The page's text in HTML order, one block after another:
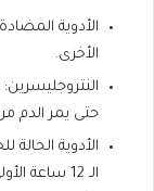
الأدوية
الأخرى.
حتى يمر الدم
الأدوية
الـ 12 ساعة الأولى بعد النوبة القلبية.